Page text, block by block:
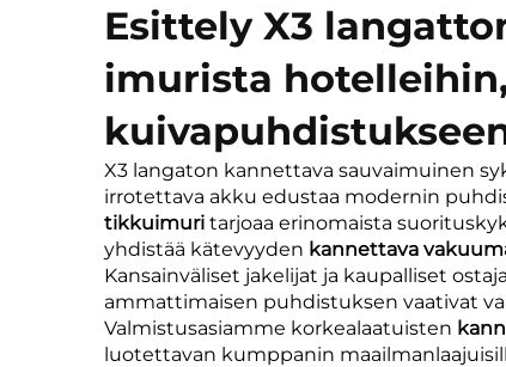
Esittely X3
imurista
X3 langaton kannettava sauvaimuinen
irrotettava akku edustaa modernin
tikkuimuri tarjoaa erinomaista
yhdistää kätevyyden kannettava
Kansainväliset jakelijat ja kaupalliset
ammattimaisen puhdistuksen vaativat
Valmistusasiamme korkealaatuisten
luotettavan kumppanin